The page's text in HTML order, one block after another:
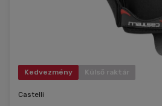
Kedvezmény Külső raktár
Castelli